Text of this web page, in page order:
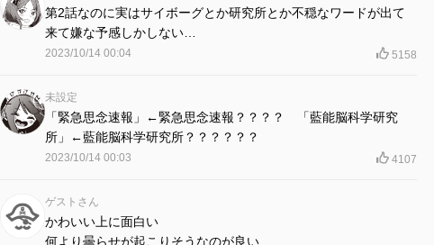
第2話なのに実はサイボーグとか研究所とか不穏なワードが出て
来て嫌な予感しかしない…
2023/10/14 00:04 5158
未設定
「緊急思念速報」←緊急思念速報？？？？ 「藍能脳科学研究
所」←藍能脳科学研究所？？？？？？
2023/10/14 00:03 4107
ゲストさん
かわいい上に面白い
何より曇らせが起こりそうなのが良い